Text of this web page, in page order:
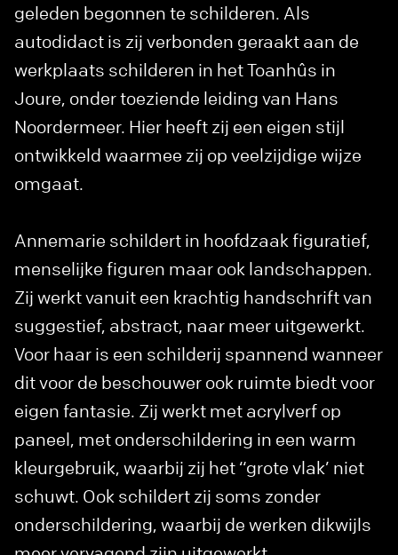
geleden begonnen te schilderen. Als
autodidact is zij verbonden geraakt aan de
werkplaats schilderen in het Toanhûs in
Joure, onder toeziende leiding van Hans
Noordermeer. Hier heeft zij een eigen stijl
ontwikkeld waarmee zij op veelzijdige wijze
omgaat.
Annemarie schildert in hoofdzaak figuratief,
menselijke figuren maar ook landschappen.
Zij werkt vanuit een krachtig handschrift van
suggestief, abstract, naar meer uitgewerkt.
Voor haar is een schilderij spannend wanneer
dit voor de beschouwer ook ruimte biedt voor
eigen fantasie. Zij werkt met acrylverf op
paneel, met onderschildering in een warm
kleurgebruik, waarbij zij het “grote vlak’ niet
schuwt. Ook schildert zij soms zonder
onderschildering, waarbij de werken dikwijls